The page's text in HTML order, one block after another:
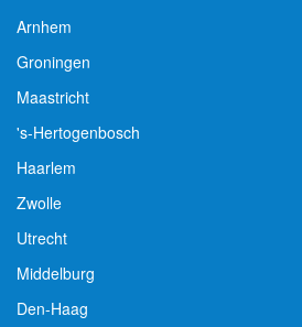
Arnhem
Groningen
Maastricht
's-Hertogenbosch
Haarlem
Zwolle
Utrecht
Middelburg
Den-Haag